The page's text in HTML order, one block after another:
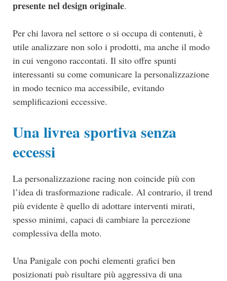
presente nel design originale.
Per chi lavora nel settore o si occupa di contenuti, è
utile analizzare non solo i prodotti, ma anche il modo
in cui vengono raccontati. Il sito offre spunti
interessanti su come comunicare la personalizzazione
in modo tecnico ma accessibile, evitando
semplificazioni eccessive.
Una livrea sportiva senza
eccessi
La personalizzazione racing non coincide più con
l’idea di trasformazione radicale. Al contrario, il trend
più evidente è quello di adottare interventi mirati,
spesso minimi, capaci di cambiare la percezione
complessiva della moto.
Una Panigale con pochi elementi grafici ben
posizionati può risultare più aggressiva di una